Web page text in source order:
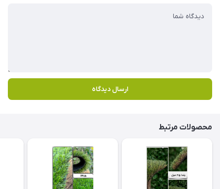
ارسال دیدگاه
محصولات مرتبط